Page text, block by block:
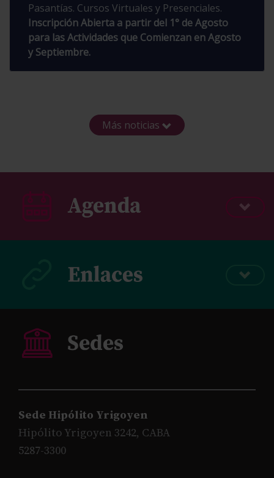
Pasantías. Cursos Virtuales y Presenciales.
Inscripción Abierta a partir del 1° de Agosto
para las Actividades que Comienzan en Agosto
y Septiembre.
Más noticias
Sede Hipólito Yrigoyen
Hipólito Yrigoyen 3242, CABA
5287-3300